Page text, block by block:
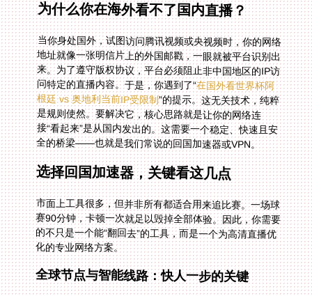
为什么你在海外看不了国内直播？
当你身处国外，试图访问腾讯视频或央视频时，你的网络
地址就像一张明信片上的外国邮戳，一眼就被平台识别出
来。为了遵守版权协议，平台必须阻止非中国地区的IP访
问特定的直播内容。于是，你遇到了“在国外看世界杯阿
根廷 vs 奥地利当前IP受限制”的提示。这无关技术，纯粹
是规则使然。要解决它，核心思路就是让你的网络连
接“看起来”是从国内发出的。这需要一个稳定、快速且安
全的桥梁——也就是我们常说的回国加速器或VPN。
选择回国加速器，关键看这几点
市面上工具很多，但并非所有都适合用来追比赛。一场球
赛90分钟，卡顿一次就足以毁掉全部体验。因此，你需要
的不只是一个能“翻回去”的工具，而是一个为高清直播优
化的专业网络方案。
全球节点与智能线路：快人一步的关键